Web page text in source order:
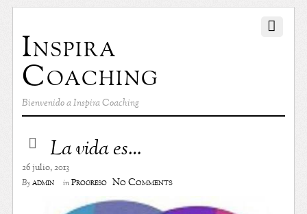
Inspira
Coaching
Bienvenido a Inspira Coaching
La vida es…
26 julio, 2013
Byadmin inProgreso No Comments